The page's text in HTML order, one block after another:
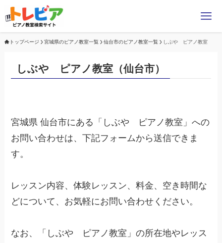
トップページ 宮城県のピアノ教室一覧 仙台市のピアノ教室一覧 しぶや ピアノ教室
しぶや ピアノ教室（仙台市）
宮城県 仙台市にある「しぶや ピアノ教室」への
お問い合わせは、下記フォームから送信できま
す。
レッスン内容、体験レッスン、料金、空き時間な
どについて、お気軽にお問い合わせください。
なお、「しぶや ピアノ教室」の所在地やレッス